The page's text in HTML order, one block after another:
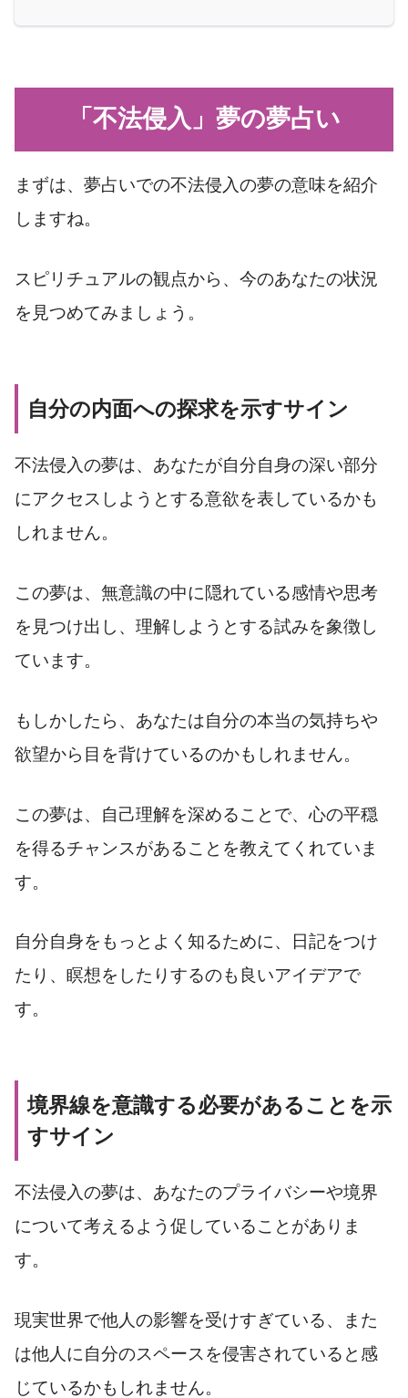
「不法侵入」夢の夢占い
まずは、夢占いでの不法侵入の夢の意味を紹介
しますね。
スピリチュアルの観点から、今のあなたの状況
を見つめてみましょう。
自分の内面への探求を示すサイン
不法侵入の夢は、あなたが自分自身の深い部分
にアクセスしようとする意欲を表しているかも
しれません。
この夢は、無意識の中に隠れている感情や思考
を見つけ出し、理解しようとする試みを象徴し
ています。
もしかしたら、あなたは自分の本当の気持ちや
欲望から目を背けているのかもしれません。
この夢は、自己理解を深めることで、心の平穏
を得るチャンスがあることを教えてくれていま
す。
自分自身をもっとよく知るために、日記をつけ
たり、瞑想をしたりするのも良いアイデアで
す。
境界線を意識する必要があることを示
すサイン
不法侵入の夢は、あなたのプライバシーや境界
について考えるよう促していることがありま
す。
現実世界で他人の影響を受けすぎている、また
は他人に自分のスペースを侵害されていると感
じているかもしれません。